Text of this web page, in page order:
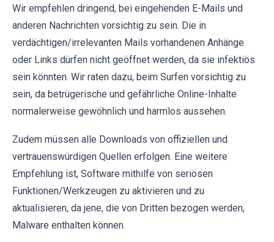
Wir empfehlen dringend, bei eingehenden E-Mails und
anderen Nachrichten vorsichtig zu sein. Die in
verdächtigen/irrelevanten Mails vorhandenen Anhänge
oder Links dürfen nicht geöffnet werden, da sie infektiös
sein könnten. Wir raten dazu, beim Surfen vorsichtig zu
sein, da betrügerische und gefährliche Online-Inhalte
normalerweise gewöhnlich und harmlos aussehen.
Zudem müssen alle Downloads von offiziellen und
vertrauenswürdigen Quellen erfolgen. Eine weitere
Empfehlung ist, Software mithilfe von seriösen
Funktionen/Werkzeugen zu aktivieren und zu
aktualisieren, da jene, die von Dritten bezogen werden,
Malware enthalten können.